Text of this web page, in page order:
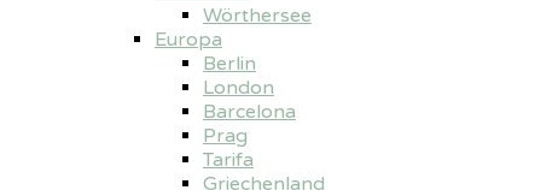
Wörthersee
Europa
Berlin
London
Barcelona
Prag
Tarifa
Griechenland